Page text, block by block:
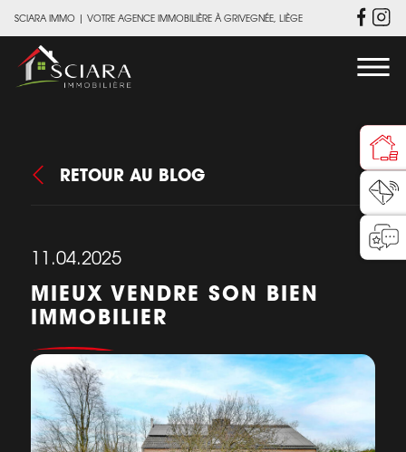
SCIARA IMMO | VOTRE AGENCE IMMOBILIÈRE À GRIVEGNÉE, LIÈGE
RETOUR AU BLOG
11.04.2025
MIEUX VENDRE SON BIEN
IMMOBILIER